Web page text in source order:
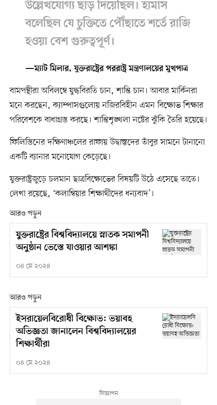
উল্লেখযোগ্য ছাড় দিয়েছিল। হামাস
বলেছিল যে চুক্তিতে পৌঁছাতে শর্তে রাজি
হওয়া বেশ গুরুত্বপূর্ণ।
—ম্যাট মিলার, যুক্তরাষ্ট্রের পররাষ্ট্র মন্ত্রণালয়ের মুখপাত্র
বামপন্থীরা অবিলম্বে যুদ্ধবিরতি চান, শান্তি চান। আবার মার্কিনরা
মনে করছেন, ক্যাম্পাসগুলোয় নজিরবিহীন এমন বিক্ষোভ শিক্ষার
পরিবেশকে বাধাগ্রস্ত করছে। শান্তিশৃঙ্খলা নষ্টের ঝুঁকি তৈরি হয়েছে।
ফিলিস্তিনের দক্ষিণাঞ্চলের রাফায় উদ্বাস্তুদের তাঁবুর সামনে টানানো
একটি ব্যানার মনোযোগ কেড়েছে।
যুক্তরাষ্ট্রজুড়ে চলমান ছাত্রবিক্ষোভের বিষয়টি উঠে এসেছে তাতে।
লেখা রয়েছে, ‘কলাম্বিয়ার শিক্ষার্থীদের ধন্যবাদ’।
আরও পড়ুন
যুক্তরাষ্ট্রের বিশ্ববিদ্যালয়ে স্নাতক সমাপনী
অনুষ্ঠান ভেস্তে যাওয়ার আশঙ্কা
০৪ মে ২০২৪
আরও পড়ুন
ইসরায়েলবিরোধী বিক্ষোভ: ভয়াবহ
অভিজ্ঞতা জানালেন বিশ্ববিদ্যালয়ের
শিক্ষার্থীরা
০৪ মে ২০২৪